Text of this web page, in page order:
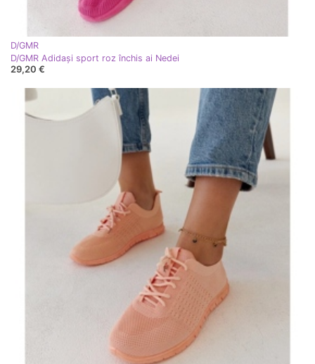
D/GMR
D/GMR Adidași sport roz închis ai Nedei
29,20 €